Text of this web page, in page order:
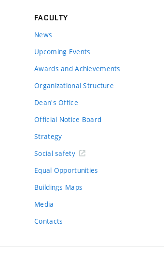
FACULTY
News
Upcoming Events
Awards and Achievements
Organizational Structure
Dean's Office
Official Notice Board
Strategy
Social safety
Equal Opportunities
Buildings Maps
Media
Contacts